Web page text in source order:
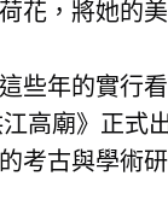
花，將她的
些年的實行
高廟》正式
考古與學術